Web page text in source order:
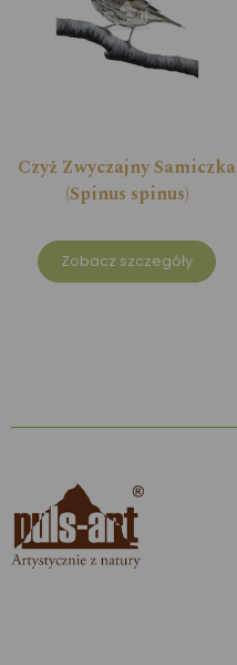
Czyż Zwyczajny Samiczka
(Spinus spinus)
Zobacz szczegóły